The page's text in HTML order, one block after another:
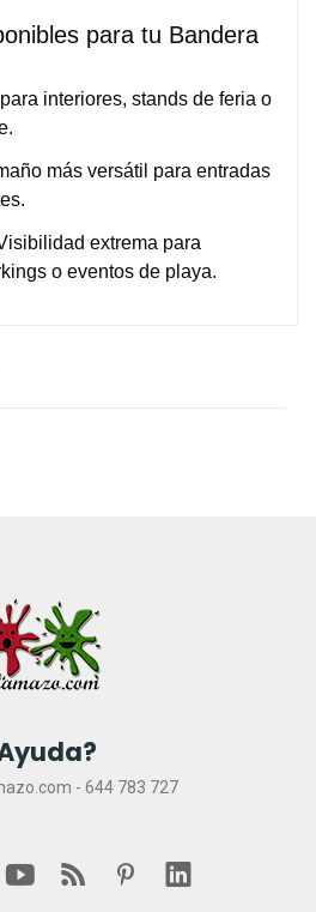
para tu Bandera
interiores, stands de feria o
más versátil para entradas
extrema para
o eventos de playa.
- 644 783 727